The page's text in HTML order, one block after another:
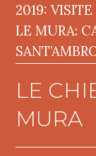
2019:
LE MURA:
LE
MURA